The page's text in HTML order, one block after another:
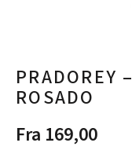
PRADOREY
ROSADO
Fra 169,00